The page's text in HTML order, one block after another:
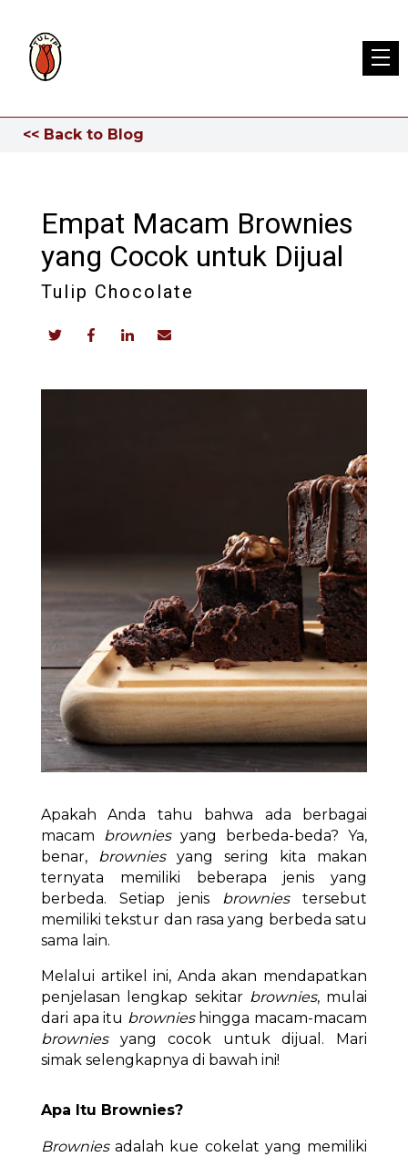
<< Back to Blog
Empat Macam Brownies
yang Cocok untuk Dijual
Tulip Chocolate
Apakah Anda tahu bahwa ada berbagai
macam browniesyang berbeda-beda? Ya,
benar, browniesyang sering kita makan
ternyata memiliki beberapa jenis yang
berbeda. Setiap jenis browniestersebut
memiliki tekstur dan rasa yang berbeda satu
sama lain.
Melalui artikel ini, Anda akan mendapatkan
penjelasan lengkap sekitar brownies, mulai
dari apa itu brownieshingga macam-macam
browniesyang cocok untuk dijual. Mari
simak selengkapnya di bawah ini!
Apa Itu Brownies?
Browniesadalah kue cokelat yang memiliki